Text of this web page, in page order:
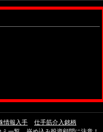
情報入手
仕手筋介入銘柄